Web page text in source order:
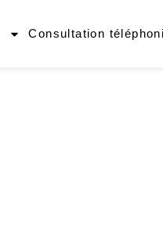
Consultation